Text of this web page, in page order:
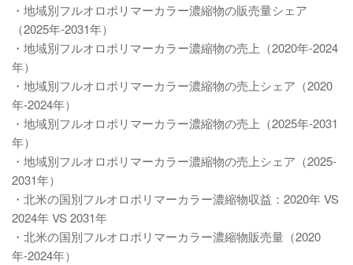
・地域別フルオロポリマーカラー濃縮物の販売量シェア
（2025年-2031年）
・地域別フルオロポリマーカラー濃縮物の売上（2020年-2024
年）
・地域別フルオロポリマーカラー濃縮物の売上シェア（2020
年-2024年）
・地域別フルオロポリマーカラー濃縮物の売上（2025年-2031
年）
・地域別フルオロポリマーカラー濃縮物の売上シェア（2025-
2031年）
・北米の国別フルオロポリマーカラー濃縮物収益：2020年 VS
2024年 VS 2031年
・北米の国別フルオロポリマーカラー濃縮物販売量（2020
年-2024年）